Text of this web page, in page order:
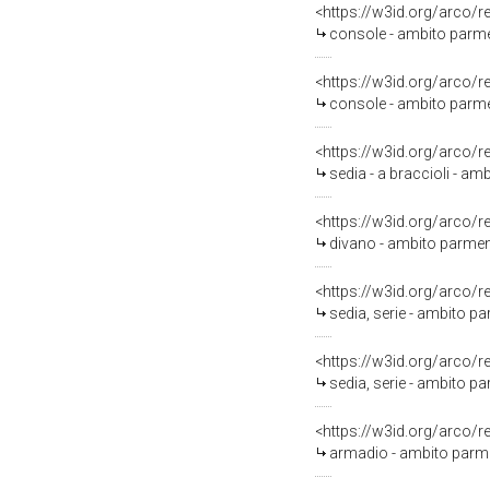
<https://w3id.org/arco/
console - ambito
<https://w3id.org/arco/
console - ambito
<https://w3id.org/arco/
sedia - a braccioli -
<https://w3id.org/arco/
divano - ambito
<https://w3id.org/arco/
sedia, serie - ambito
<https://w3id.org/arco/
sedia, serie - ambito
<https://w3id.org/arco/
armadio - ambito